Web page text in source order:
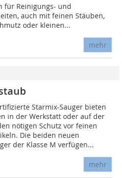
für Reinigungs- und
auch mit feinen Stäuben,
oder kleinen...
mehr
Starmix-Sauger bieten
in der Werkstatt oder auf der
nötigen Schutz vor feinen
Die beiden neuen
der Klasse M verfügen...
mehr